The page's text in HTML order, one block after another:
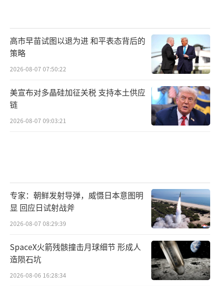
还能保障克里米亚与俄罗斯本土之间的联系，
使得俄罗斯能够有效防止外部军事力量的威
胁。
普京提出的停火条件，实际上是在要求乌
克兰和国际社会接受当前战场上形成的现实局
面。对于乌克兰来说，接受这些条件意味着放
方面是乌克兰无法让步，目前的冲突局面仍然
没有突破口。最终，战争的答案可能仍将在战
场上继续寻找。
（责任编辑：卢其龙 CM0882）
高市早苗试图以退为进 和平表态背后的
策略
2026-08-07 07:50:22
美宣布对多晶硅加征关税 支持本土供应
链
2026-08-07 09:03:21
专家：朝鲜发射导弹，威慑日本意图明
显 回应日试射战斧
2026-08-07 08:29:39
SpaceX火箭残骸撞击月球细节 形成人
造陨石坑
2026-08-06 16:28:34